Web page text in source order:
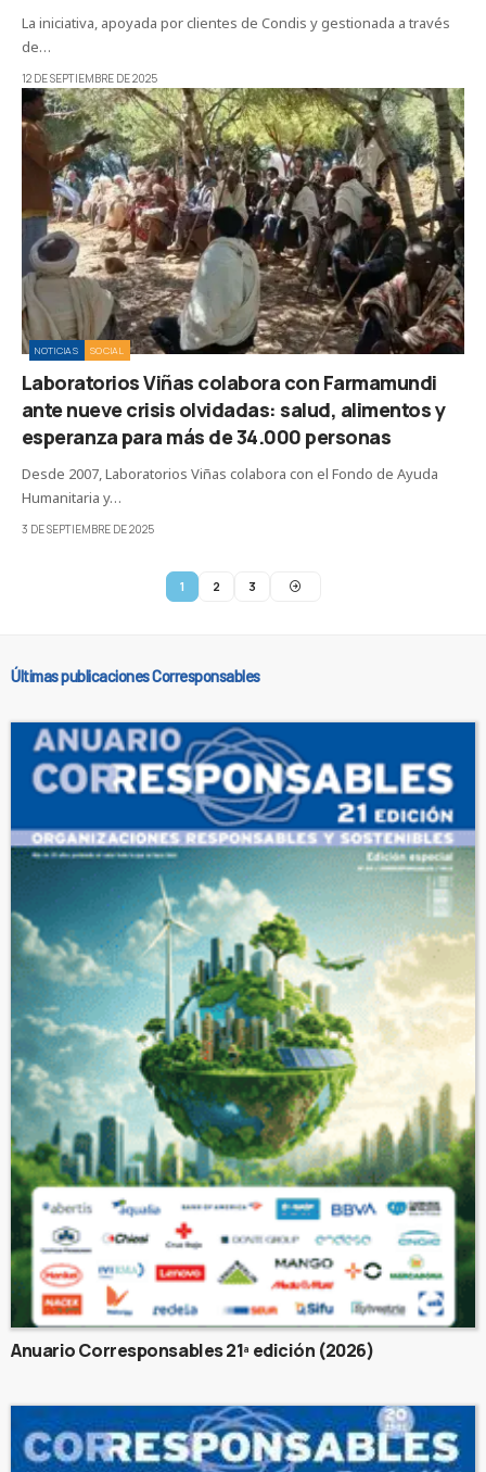
La iniciativa, apoyada por clientes de Condis y gestionada a través
de…
12 DE SEPTIEMBRE DE 2025
NOTICIAS SOCIAL
Laboratorios Viñas colabora con Farmamundi
ante nueve crisis olvidadas: salud, alimentos y
esperanza para más de 34.000 personas
Desde 2007, Laboratorios Viñas colabora con el Fondo de Ayuda
Humanitaria y…
3 DE SEPTIEMBRE DE 2025
1 2 3
Últimas publicaciones Corresponsables
Anuario Corresponsables 21ª edición (2026)